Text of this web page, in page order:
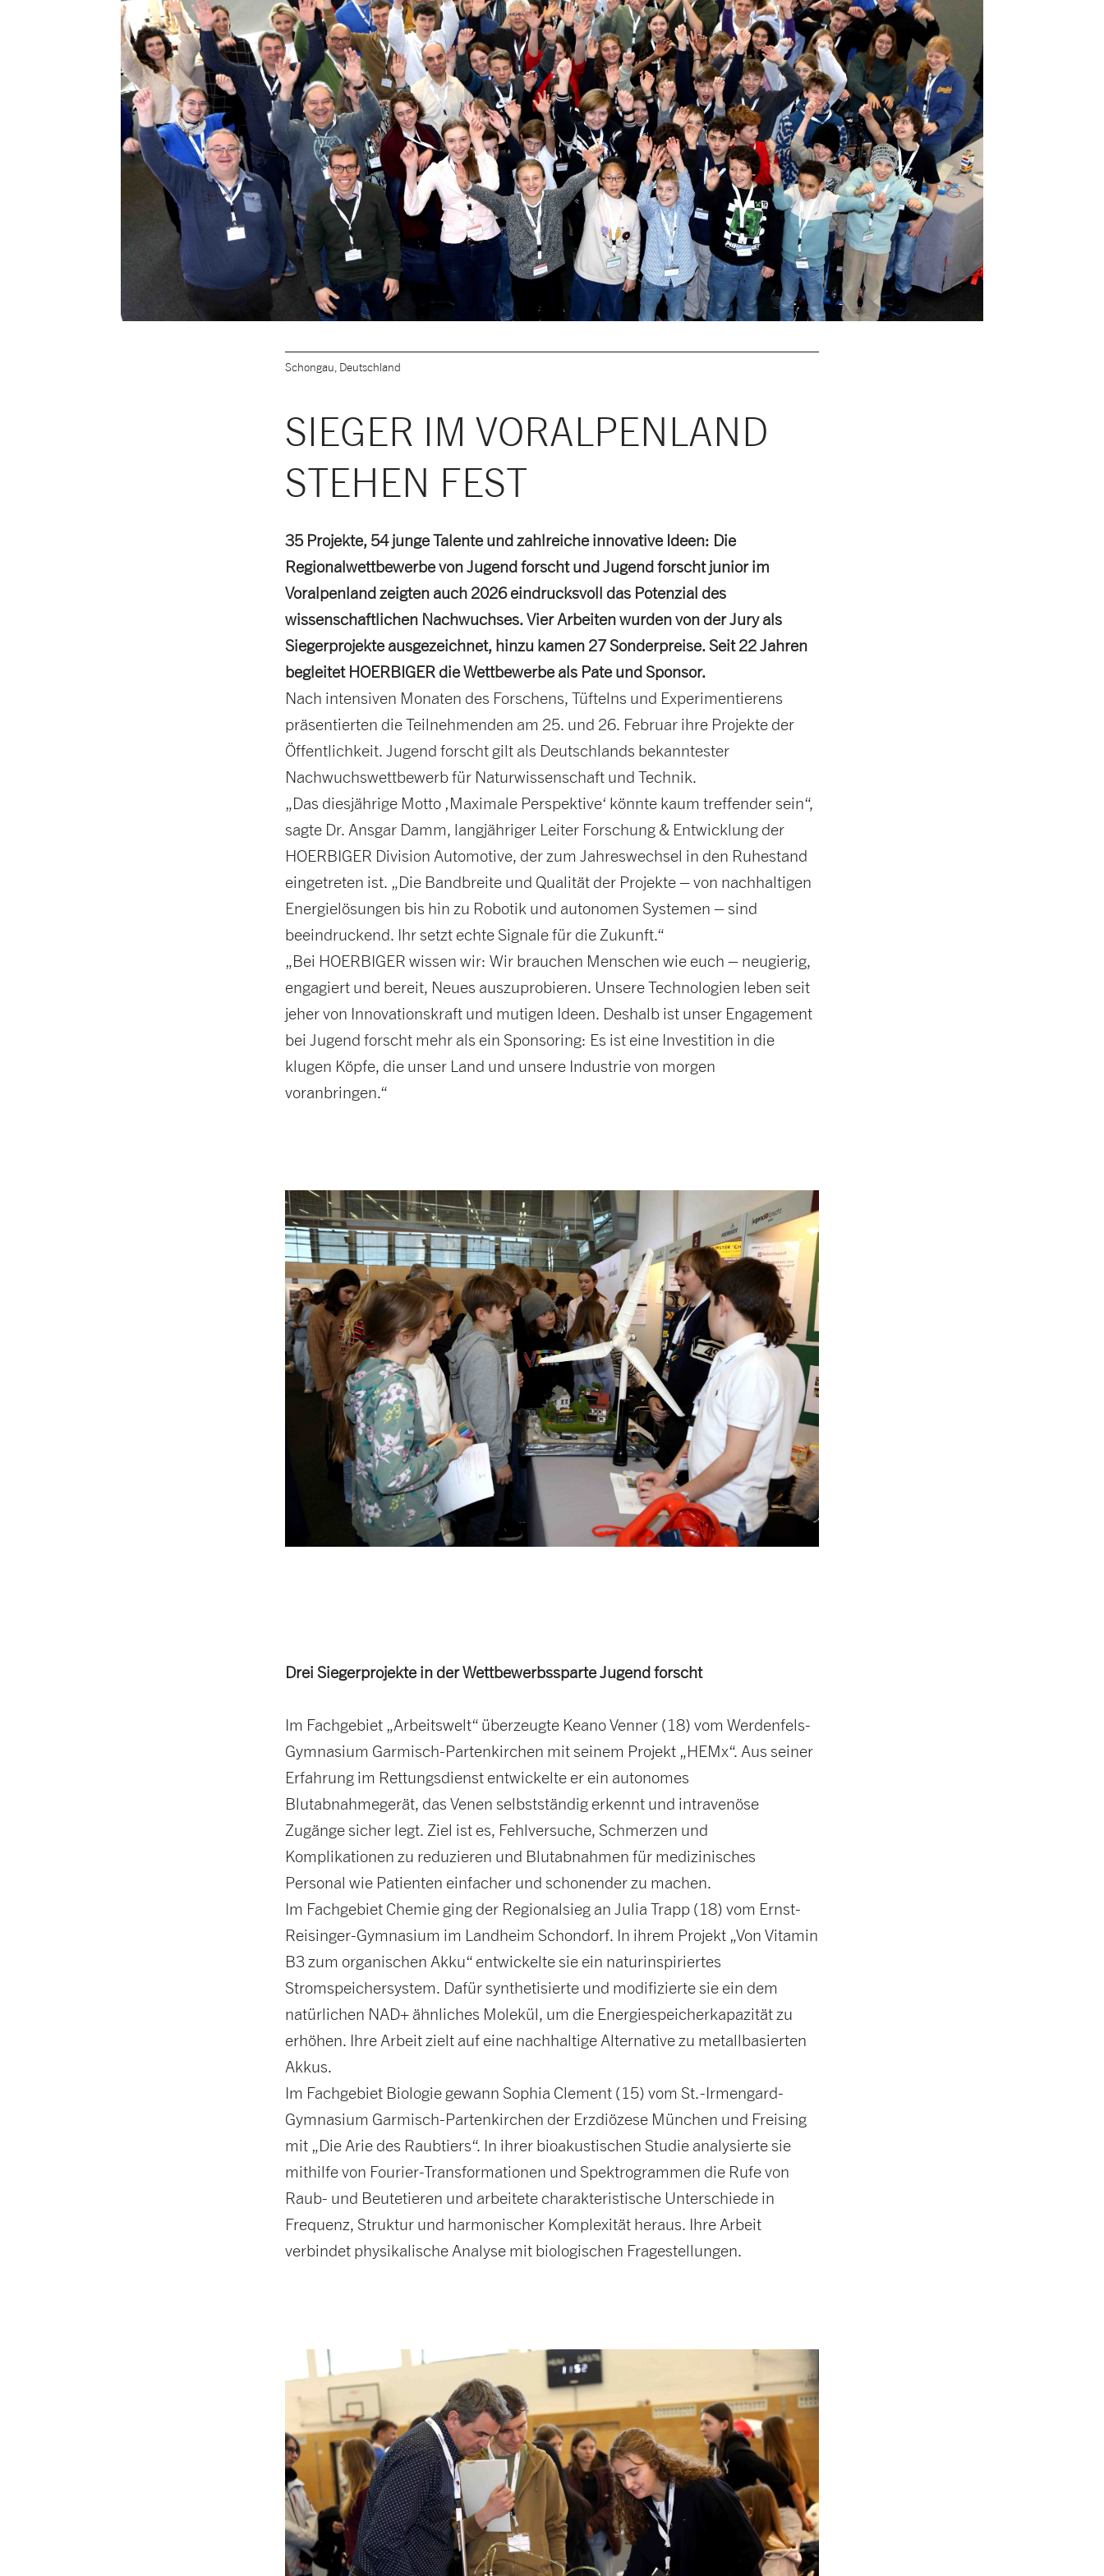
Schongau, Deutschland
SIEGER IM VORALPENLAND
STEHEN FEST
35 Projekte, 54 junge Talente und zahlreiche innovative Ideen: Die
Regionalwettbewerbe von Jugend forscht und Jugend forscht junior im
Voralpenland zeigten auch 2026 eindrucksvoll das Potenzial des
wissenschaftlichen Nachwuchses. Vier Arbeiten wurden von der Jury als
Siegerprojekte ausgezeichnet, hinzu kamen 27 Sonderpreise. Seit 22 Jahren
begleitet HOERBIGER die Wettbewerbe als Pate und Sponsor.
Nach intensiven Monaten des Forschens, Tüftelns und Experimentierens
präsentierten die Teilnehmenden am 25. und 26. Februar ihre Projekte der
Öffentlichkeit. Jugend forscht gilt als Deutschlands bekanntester
Nachwuchswettbewerb für Naturwissenschaft und Technik.
„Das diesjährige Motto ‚Maximale Perspektive‘ könnte kaum treffender sein“,
sagte Dr. Ansgar Damm, langjähriger Leiter Forschung & Entwicklung der
HOERBIGER Division Automotive, der zum Jahreswechsel in den Ruhestand
eingetreten ist. „Die Bandbreite und Qualität der Projekte – von nachhaltigen
Energielösungen bis hin zu Robotik und autonomen Systemen – sind
beeindruckend. Ihr setzt echte Signale für die Zukunft.“
„Bei HOERBIGER wissen wir: Wir brauchen Menschen wie euch – neugierig,
engagiert und bereit, Neues auszuprobieren. Unsere Technologien leben seit
jeher von Innovationskraft und mutigen Ideen. Deshalb ist unser Engagement
bei Jugend forscht mehr als ein Sponsoring: Es ist eine Investition in die
klugen Köpfe, die unser Land und unsere Industrie von morgen
voranbringen.“
Drei Siegerprojekte in der Wettbewerbssparte Jugend forscht
Im Fachgebiet „Arbeitswelt“ überzeugte Keano Venner (18) vom Werdenfels-
Gymnasium Garmisch-Partenkirchen mit seinem Projekt „HEMx“. Aus seiner
Erfahrung im Rettungsdienst entwickelte er ein autonomes
Blutabnahmegerät, das Venen selbstständig erkennt und intravenöse
Zugänge sicher legt. Ziel ist es, Fehlversuche, Schmerzen und
Komplikationen zu reduzieren und Blutabnahmen für medizinisches
Personal wie Patienten einfacher und schonender zu machen.
Im Fachgebiet Chemie ging der Regionalsieg an Julia Trapp (18) vom Ernst-
Reisinger-Gymnasium im Landheim Schondorf. In ihrem Projekt „Von Vitamin
B3 zum organischen Akku“ entwickelte sie ein naturinspiriertes
Stromspeichersystem. Dafür synthetisierte und modifizierte sie ein dem
natürlichen NAD+ ähnliches Molekül, um die Energiespeicherkapazität zu
erhöhen. Ihre Arbeit zielt auf eine nachhaltige Alternative zu metallbasierten
Akkus.
Im Fachgebiet Biologie gewann Sophia Clement (15) vom St.-Irmengard-
Gymnasium Garmisch-Partenkirchen der Erzdiözese München und Freising
mit „Die Arie des Raubtiers“. In ihrer bioakustischen Studie analysierte sie
mithilfe von Fourier-Transformationen und Spektrogrammen die Rufe von
Raub- und Beutetieren und arbeitete charakteristische Unterschiede in
Frequenz, Struktur und harmonischer Komplexität heraus. Ihre Arbeit
verbindet physikalische Analyse mit biologischen Fragestellungen.